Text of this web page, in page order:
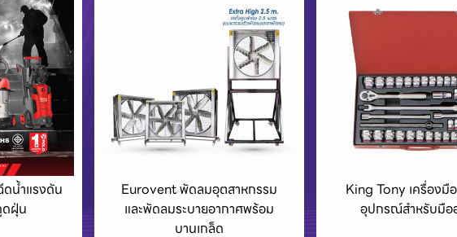
Eurovent พัดลมอุตสาหกรรม
และพัดลมระบายอากาศพร้อม
King Tony เครื่องมือช่างและ
อุปกรณ์สำหรับมืออาชีพ